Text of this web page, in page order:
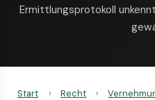
Ermittlungsprotokoll
Start › Recht ›